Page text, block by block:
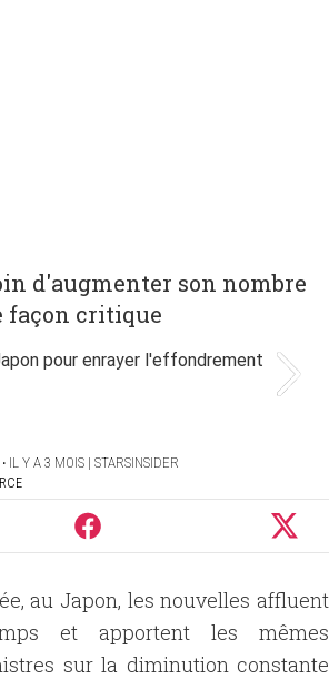
d'augmenter son nombre
façon critique
IL Y A 3 MOIS | STARSINSIDER
au Japon, les nouvelles affluent
et apportent les mêmes
sur la diminution constante